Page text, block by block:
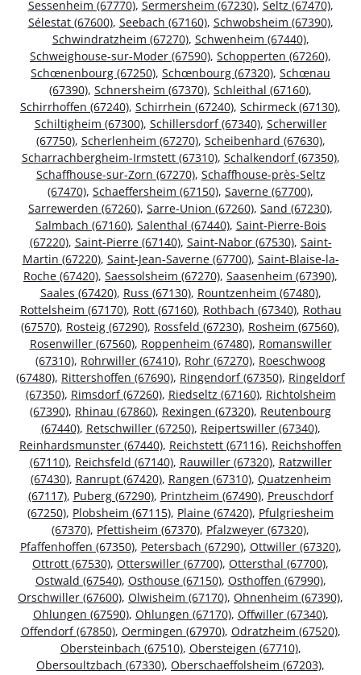
Sessenheim (67770), Sermersheim (67230), Seltz (67470),
Sélestat (67600), Seebach (67160), Schwobsheim (67390),
Schwindratzheim (67270), Schwenheim (67440),
Schweighouse-sur-Moder (67590), Schopperten (67260),
Schœnenbourg (67250), Schœnbourg (67320), Schœnau
(67390), Schnersheim (67370), Schleithal (67160),
Schirrhoffen (67240), Schirrhein (67240), Schirmeck (67130),
Schiltigheim (67300), Schillersdorf (67340), Scherwiller
(67750), Scherlenheim (67270), Scheibenhard (67630),
Scharrachbergheim-Irmstett (67310), Schalkendorf (67350),
Schaffhouse-sur-Zorn (67270), Schaffhouse-près-Seltz
(67470), Schaeffersheim (67150), Saverne (67700),
Sarrewerden (67260), Sarre-Union (67260), Sand (67230),
Salmbach (67160), Salenthal (67440), Saint-Pierre-Bois
(67220), Saint-Pierre (67140), Saint-Nabor (67530), Saint-
Martin (67220), Saint-Jean-Saverne (67700), Saint-Blaise-la-
Roche (67420), Saessolsheim (67270), Saasenheim (67390),
Saales (67420), Russ (67130), Rountzenheim (67480),
Rottelsheim (67170), Rott (67160), Rothbach (67340), Rothau
(67570), Rosteig (67290), Rossfeld (67230), Rosheim (67560),
Rosenwiller (67560), Roppenheim (67480), Romanswiller
(67310), Rohrwiller (67410), Rohr (67270), Roeschwoog
(67480), Rittershoffen (67690), Ringendorf (67350), Ringeldorf
(67350), Rimsdorf (67260), Riedseltz (67160), Richtolsheim
(67390), Rhinau (67860), Rexingen (67320), Reutenbourg
(67440), Retschwiller (67250), Reipertswiller (67340),
Reinhardsmunster (67440), Reichstett (67116), Reichshoffen
(67110), Reichsfeld (67140), Rauwiller (67320), Ratzwiller
(67430), Ranrupt (67420), Rangen (67310), Quatzenheim
(67117), Puberg (67290), Printzheim (67490), Preuschdorf
(67250), Plobsheim (67115), Plaine (67420), Pfulgriesheim
(67370), Pfettisheim (67370), Pfalzweyer (67320),
Pfaffenhoffen (67350), Petersbach (67290), Ottwiller (67320),
Ottrott (67530), Otterswiller (67700), Ottersthal (67700),
Ostwald (67540), Osthouse (67150), Osthoffen (67990),
Orschwiller (67600), Olwisheim (67170), Ohnenheim (67390),
Ohlungen (67590), Ohlungen (67170), Offwiller (67340),
Offendorf (67850), Oermingen (67970), Odratzheim (67520),
Obersteinbach (67510), Obersteigen (67710),
Obersoultzbach (67330), Oberschaeffolsheim (67203),